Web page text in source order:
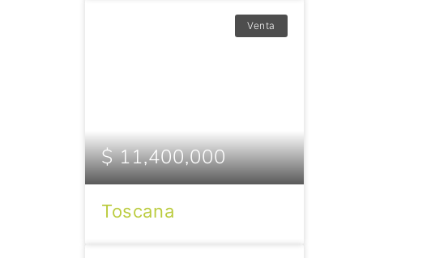
Venta
$ 11,400,000
Toscana